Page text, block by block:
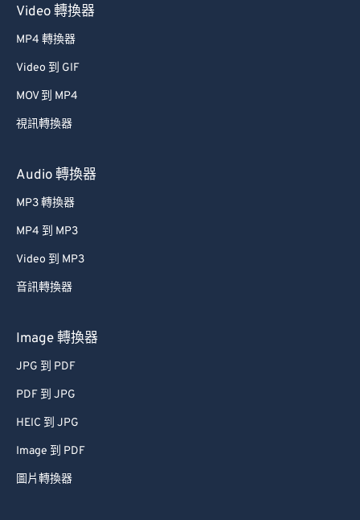
Video 轉換器
MP4 轉換器
Video 到 GIF
MOV 到 MP4
視訊轉換器
Audio 轉換器
MP3 轉換器
MP4 到 MP3
Video 到 MP3
音訊轉換器
Image 轉換器
JPG 到 PDF
PDF 到 JPG
HEIC 到 JPG
Image 到 PDF
圖片轉換器